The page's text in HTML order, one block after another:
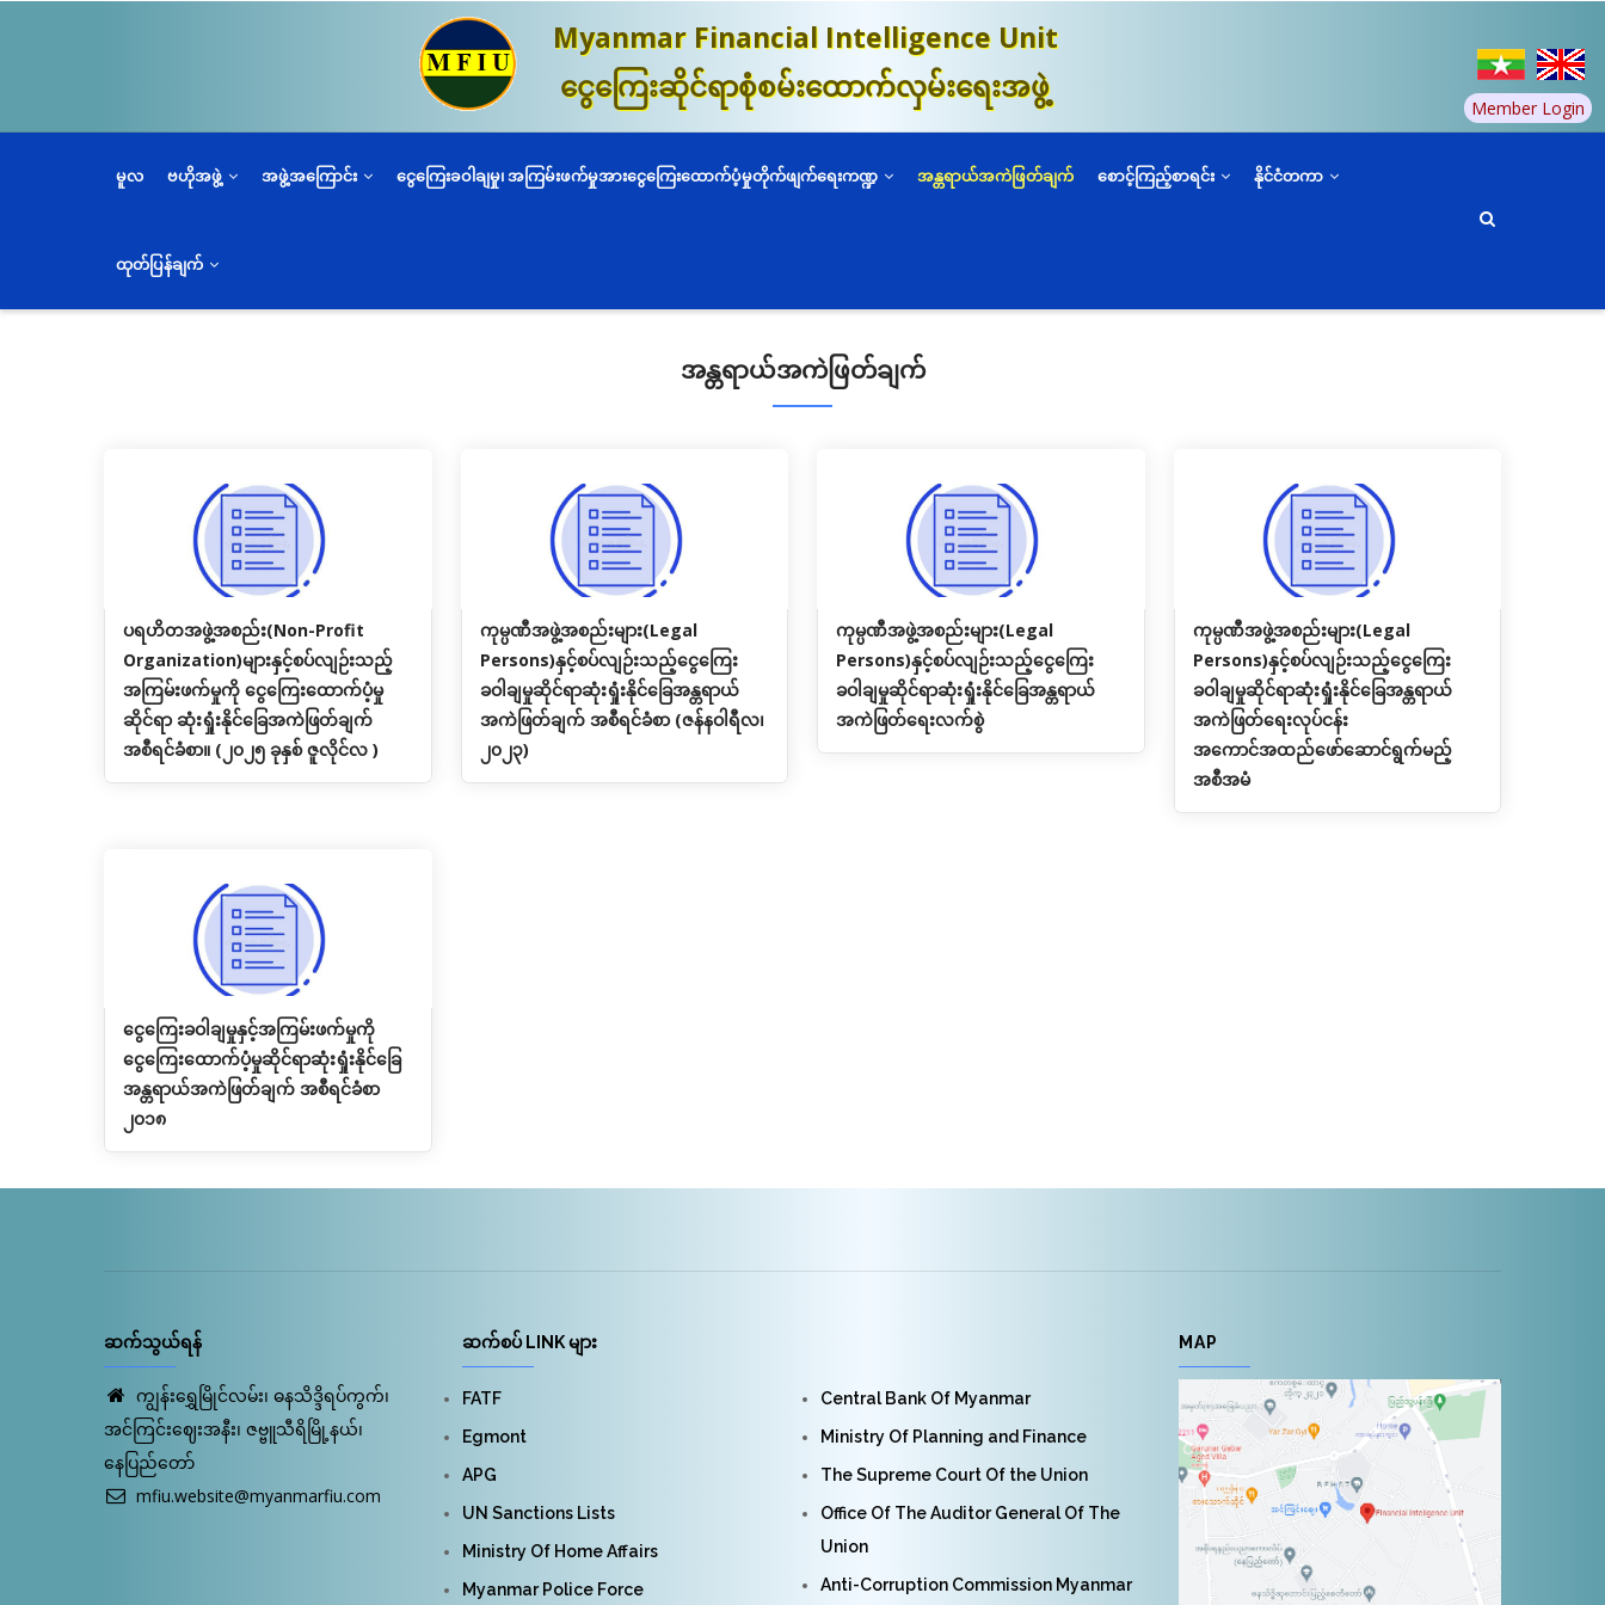
မည်
Myanmar Financial Intelligence Unit
ငွေကြေးဆိုင်ရာစုံစမ်းထောက်လှမ်းရေးအဖွဲ့
Member Login
မူလ ဗဟိုအဖွဲ့ အဖွဲ့အကြောင်း ငွေကြေးခဝါချမှု၊ အကြမ်းဖက်မှုအားငွေကြေးထောက်ပံ့မှုတိုက်ဖျက်ရေးကဏ္ဍ အန္တရာယ်အကဲဖြတ်ချက် စောင့်ကြည့်စာရင်း နိုင်ငံတကာ
ထုတ်ပြန်ချက်
အန္တရာယ်အကဲဖြတ်ချက်
ပရဟိတအဖွဲ့အစည်း(Non-Profit
Organization)များနှင့်စပ်လျဉ်းသည့်
အကြမ်းဖက်မှုကို ငွေကြေးထောက်ပံ့မှု
ဆိုင်ရာ ဆုံးရှုံးနိုင်ခြေအကဲဖြတ်ချက်
အစီရင်ခံစာ။ (၂၀၂၅ ခုနှစ် ဇူလိုင်လ )
ကုမ္ပဏီအဖွဲ့အစည်းများ(Legal
Persons)နှင့်စပ်လျဉ်းသည့်ငွေကြေး
ခဝါချမှုဆိုင်ရာဆုံးရှုံးနိုင်ခြေအန္တရာယ်
အကဲဖြတ်ချက် အစီရင်ခံစာ (ဇန်နဝါရီလ၊
၂၀၂၃)
ကုမ္ပဏီအဖွဲ့အစည်းများ(Legal
Persons)နှင့်စပ်လျဉ်းသည့်ငွေကြေး
ခဝါချမှုဆိုင်ရာဆုံးရှုံးနိုင်ခြေအန္တရာယ်
အကဲဖြတ်ရေးလက်စွဲ
ကုမ္ပဏီအဖွဲ့အစည်းများ(Legal
Persons)နှင့်စပ်လျဉ်းသည့်ငွေကြေး
ခဝါချမှုဆိုင်ရာဆုံးရှုံးနိုင်ခြေအန္တရာယ်
အကဲဖြတ်ရေးလုပ်ငန်း
အကောင်အထည်ဖော်ဆောင်ရွက်မည့်
အစီအမံ
ငွေကြေးခဝါချမှုနှင့်အကြမ်းဖက်မှုကို
ငွေကြေးထောက်ပံ့မှုဆိုင်ရာဆုံးရှုံးနိုင်ခြေ
အန္တရာယ်အကဲဖြတ်ချက် အစီရင်ခံစာ
၂၀၁၈
ဆက်သွယ်ရန်
ကျွန်းရွှေမြိုင်လမ်း၊ ဓနသိဒ္ဒိရပ်ကွက်၊
အင်ကြင်းဈေးအနီး၊ ဇဗ္ဗူသီရိမြို့နယ်၊
နေပြည်တော်
mfiu.website@myanmarfiu.com
ဆက်စပ် LINK များ
FATF
Egmont
APG
UN Sanctions Lists
Ministry Of Home Affairs
Myanmar Police Force
Central Bank Of Myanmar
Ministry Of Planning and Finance
The Supreme Court Of the Union
Office Of The Auditor General Of The
Union
Anti-Corruption Commission Myanmar
MAP